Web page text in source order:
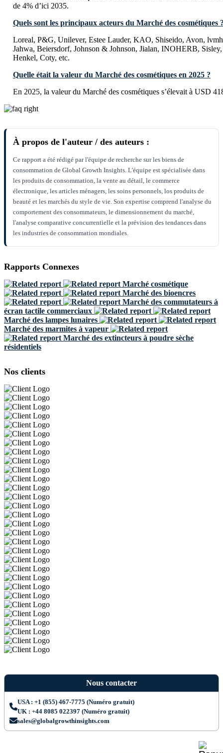
de 4% d’ici 2035.
Quels sont les principaux acteurs du Marché des cosmétiques
Loreal, P&G, Unilever, Estee Lauder, KAO, Shiseido, Avon,
Jahwa, Beiersdorf, Johnson & Johnson, Jialan, INOHERB,
Henkel, Coty, etc.
Quelle était la valeur du Marché des cosmétiques en 2025 ?
En 2025, la valeur du Marché des cosmétiques s’élevait à USD
À propos de l'auteur / des auteurs :
Ce rapport a été rédigé par l'équipe de recherche sur les biens de
consommation de Global Growth Insights. L'équipe est spécialisée dans
les produits de consommation, la vente au détail, le commerce
électronique, les articles ménagers, les soins personnels, los produits de
beauté et les marchés du style de vie. Son expertise comprend l'analyse du
comportement des consommateurs, le dimensionnement du marché,
l'analyse comparative concurrentielle et la prévision des tendances dans
les industries de consommation mondiales.
Rapports Connexes
Marché cosmétique
Marché des bioencres
Marché des commutateurs à
écran tactile commerciaux
Marché des lampes lunaires
Marché des marmites à vapeur
Marché des extincteurs à poudre sèche
résidentiels
Nos clients
Nous contacter
USA : +1 (855) 467-7775 (Numéro gratuit)
UK : +44 8085 022397 (Numéro gratuit)
sales@globalgrowthinsights.com